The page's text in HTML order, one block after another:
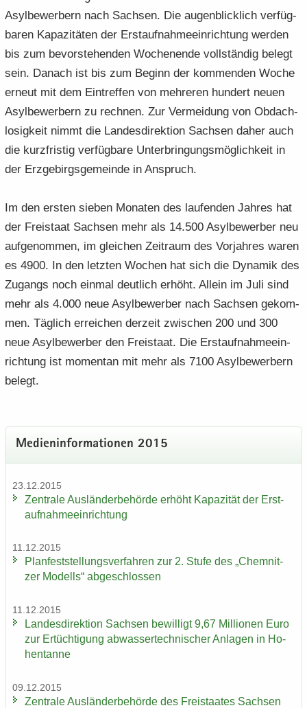
Asyl­be­wer­bern nach Sach­sen. Die au­gen­blick­lich ver­füg­
ba­ren Ka­pa­zi­tä­ten der Erst­auf­nah­me­ein­rich­tung wer­den
bis zum be­vor­ste­hen­den Wo­chen­en­de voll­stän­dig be­legt
sein. Da­nach ist bis zum Be­ginn der kom­men­den Woche
er­neut mit dem Ein­tref­fen von meh­re­ren hun­dert neuen
Asyl­be­wer­bern zu rech­nen. Zur Ver­mei­dung von Ob­dach­
lo­sig­keit nimmt die Lan­des­di­rek­ti­on Sach­sen daher auch
die kurz­fris­tig ver­füg­ba­re Un­ter­brin­gungs­mög­lich­keit in
der Erz­ge­birgs­ge­mein­de in An­spruch.
Im den ers­ten sie­ben Mo­na­ten des lau­fen­den Jah­res hat
der Frei­staat Sach­sen mehr als 14.500 Asyl­be­wer­ber neu
auf­ge­nom­men, im glei­chen Zeit­raum des Vor­jah­res waren
es 4900. In den letz­ten Wo­chen hat sich die Dy­na­mik des
Zu­gangs noch ein­mal deut­lich er­höht. Al­lein im Juli sind
mehr als 4.000 neue Asyl­be­wer­ber nach Sach­sen ge­kom­
men. Täg­lich er­rei­chen der­zeit zwi­schen 200 und 300
neue Asyl­be­wer­ber den Frei­staat. Die Erst­auf­nah­me­ein­
rich­tung ist mo­men­tan mit mehr als 7100 Asyl­be­wer­bern
be­legt.
Me­di­en­in­for­ma­tio­nen 2015
23.12.2015
Zen­tra­le Aus­län­der­be­hör­de er­höht Ka­pa­zi­tät der Erst­
auf­nah­me­ein­rich­tung
11.12.2015
Plan­fest­stel­lungs­ver­fah­ren zur 2. Stufe des „Chem­nit­
zer Mo­dells“ ab­ge­schlos­sen
11.12.2015
​
Landesdirektion Sach­sen be­wil­ligt 9,67 Mil­lio­nen Euro
zur Er­tüch­ti­gung ab­was­ser­tech­ni­scher An­la­gen in Ho­
hen­tan­ne
09.12.2015
Zen­tra­le Aus­län­der­be­hör­de des Frei­staa­tes Sach­sen